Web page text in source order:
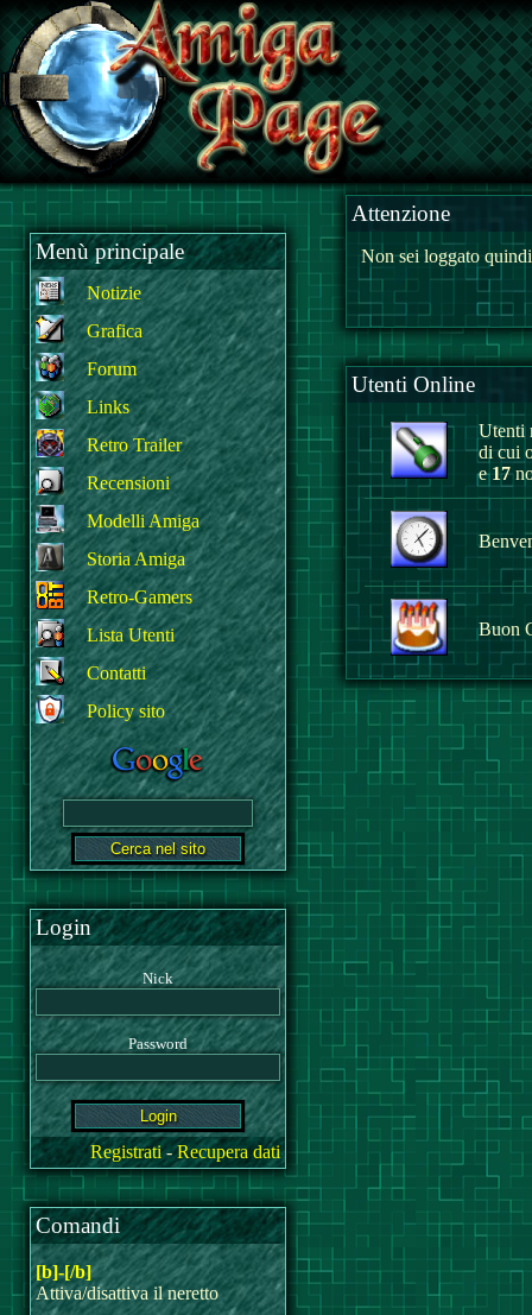
Menù principale
Notizie
Grafica
Forum
Links
Retro Trailer
Recensioni
Modelli Amiga
Storia Amiga
Retro-Gamers
Lista Utenti
Contatti
Policy sito
Login
Nick
Password
Registrati-Recupera dati
Comandi
[b]-[/b]
Attiva/disattiva il neretto
Attenzione
Non sei loggato
Utenti Online
Utenti
di cui
e17
Buon